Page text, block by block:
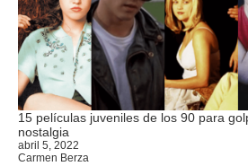
15 películas juveniles de los 90 para
nostalgia
abril 5, 2022
Carmen Berza